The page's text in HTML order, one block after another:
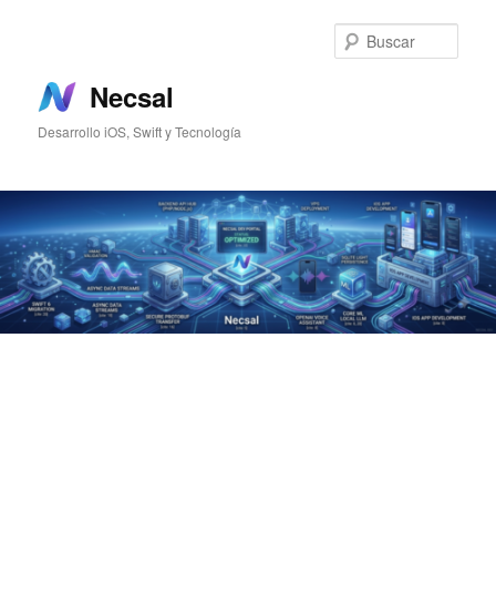
principal
secundario
Necsal
Desarrollo iOS, Swift y Tecnología